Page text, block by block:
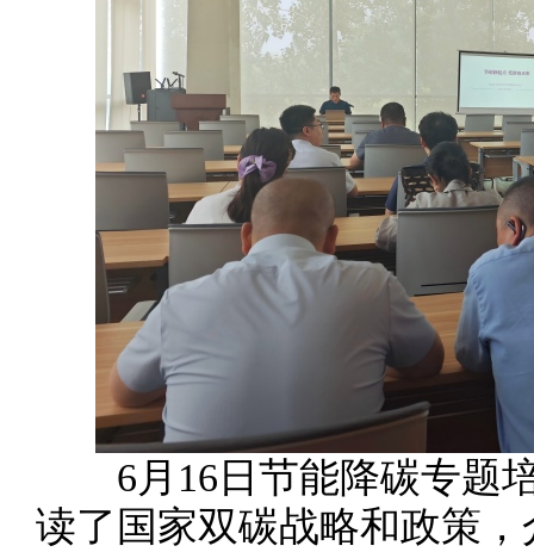
6月16日节能降碳专题培
读了国家双碳战略和政策